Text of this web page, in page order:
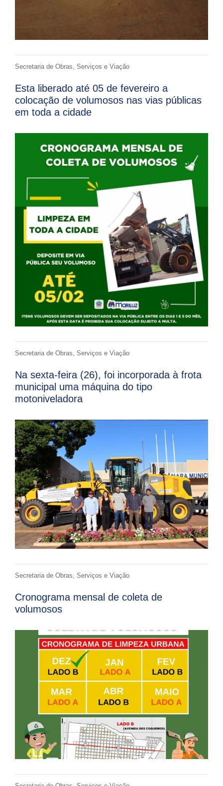
Secretaria de Obras, Serviços e Viação
Esta liberado até 05 de fevereiro a
colocação de volumosos nas vias públicas
em toda a cidade
Secretaria de Obras, Serviços e Viação
Na sexta-feira (26), foi incorporada à frota
municipal uma máquina do tipo
motoniveladora
Secretaria de Obras, Serviços e Viação
Cronograma mensal de coleta de
volumosos